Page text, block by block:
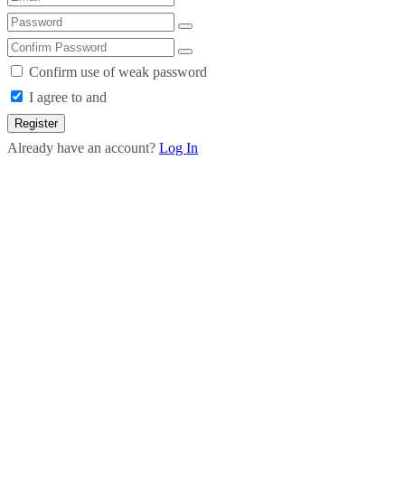
Confirm use of weak password
I agree to and
Register
Already have an account? Log In